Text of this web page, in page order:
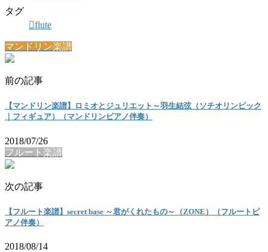
タグ
flute
マンドリン楽譜
前の記事
【マンドリン楽譜】ロミオとジュリエット～羽生結弦（ソチオリンピック
｜フィギュア）（マンドリンピアノ伴奏）
2018/07/26
フルート楽譜
次の記事
【フルート楽譜】secret base ～君がくれたもの～（ZONE）（フルートピ
アノ伴奏）
2018/08/14